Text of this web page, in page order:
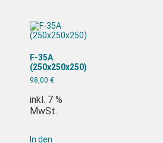
F-35A
(250x250x250)
98,00 €
inkl. 7 %
MwSt.
In den